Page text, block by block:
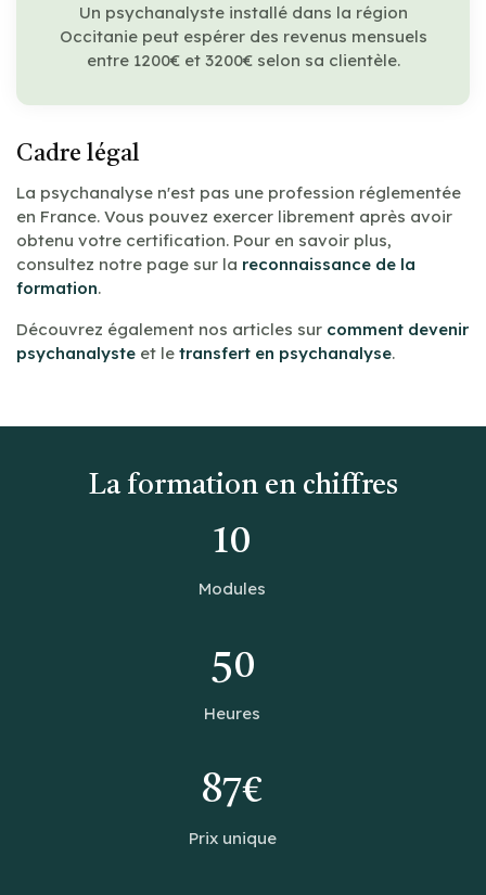
Un psychanalyste installé dans la région
Occitanie peut espérer des revenus mensuels
entre 1200€ et 3200€ selon sa clientèle.
Cadre légal
La psychanalyse n'est pas une profession réglementée
en France. Vous pouvez exercer librement après avoir
obtenu votre certification. Pour en savoir plus,
consultez notre page sur la reconnaissance de la
formation.
Découvrez également nos articles sur comment devenir
psychanalyste et le transfert en psychanalyse.
La formation en chiffres
10
Modules
50
Heures
87€
Prix unique